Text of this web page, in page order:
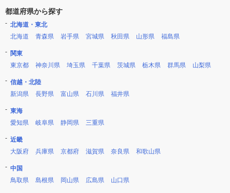
都道府県から探す
北海道・東北
北海道
青森県 岩手県 宮城県 秋田県 山形県 福島県
関東
東京都
神奈川県 埼玉県 千葉県 茨城県 栃木県 群馬県 山梨県
信越・北陸
新潟県
長野県 富山県 石川県 福井県
東海
愛知県
岐阜県 静岡県 三重県
近畿
大阪府
兵庫県 京都府 滋賀県 奈良県 和歌山県
中国
鳥取県
島根県 岡山県 広島県 山口県